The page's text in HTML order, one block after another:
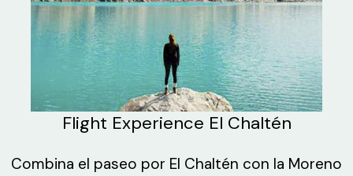
Flight Experience El Chaltén
Combina el paseo por El Chaltén con la Moreno